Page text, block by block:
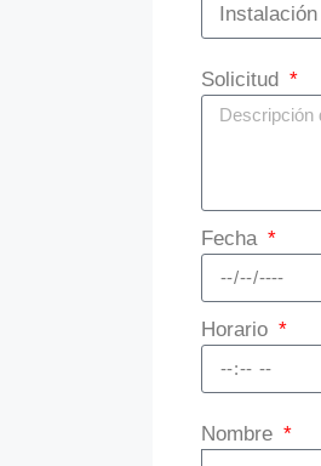
Solicitud
Fecha
Horario
Nombre